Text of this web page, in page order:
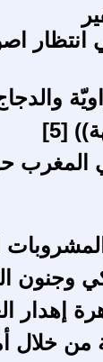
[5]
المغرب
وجنون
إهدار
خلال